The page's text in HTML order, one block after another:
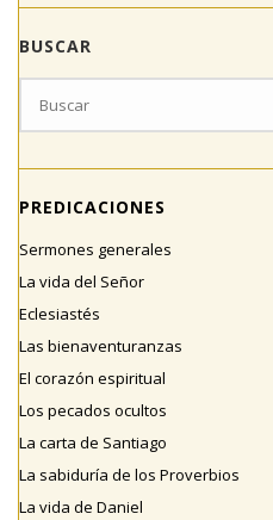
BUSCAR
PREDICACIONES
Sermones generales
La vida del Señor
Eclesiastés
Las bienaventuranzas
El corazón espiritual
Los pecados ocultos
La carta de Santiago
La sabiduría de los Proverbios
La vida de Daniel